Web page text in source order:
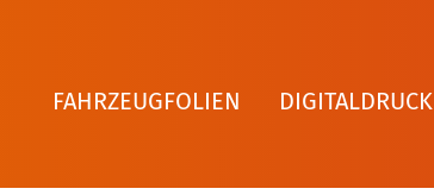
FAHRZEUGFOLIEN DIGITALDRUCK